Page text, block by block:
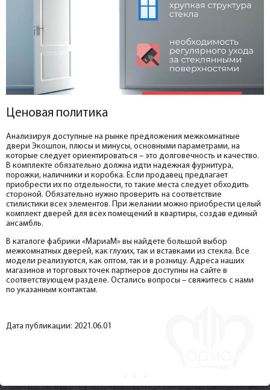
Ценовая политика
Анализируя доступные на рынке предложения межкомнатные
двери Экошпон, плюсы и минусы, основными параметрами, на
которые следует ориентироваться – это долговечность и качество.
В комплекте обязательно должна идти надежная фурнитура,
порожки, наличники и коробка. Если продавец предлагает
приобрести их по отдельности, то такие места следует обходить
стороной. Обязательно нужно проверить на соответствие
стилистики всех элементов. При желании можно приобрести целый
комплект дверей для всех помещений в квартиры, создав единый
ансамбль.
В каталоге фабрики «МариаМ» вы найдете большой выбор
межкомнатных дверей, как глухих, так и вставками из стекла. Все
модели реализуются, как оптом, так и в розницу. Адреса наших
магазинов и торговых точек партнеров доступны на сайте в
соответствующем разделе. Остались вопросы – свяжитесь с нами
по указанным контактам.
Дата публикации: 2021.06.01